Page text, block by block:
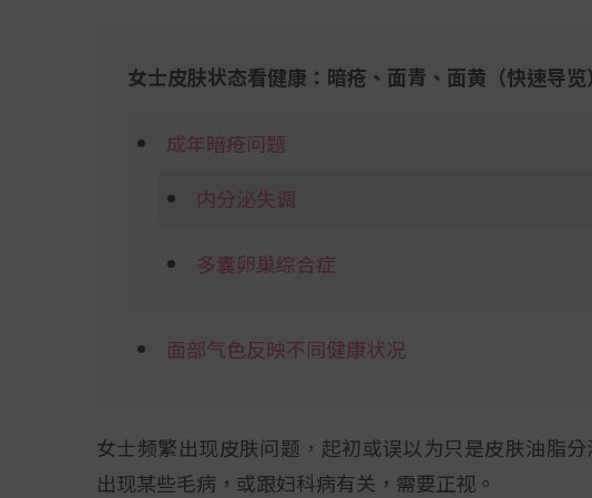
女士皮肤状态看健康：暗疮、面青、面黄（快速导览）
成年暗疮问题
内分泌失调
多囊卵巢综合症
面部气色反映不同健康状况
女士频繁出现皮肤问题，起初或误以为只是皮肤油脂
出现某些毛病，或跟妇科病有关，需要正视。